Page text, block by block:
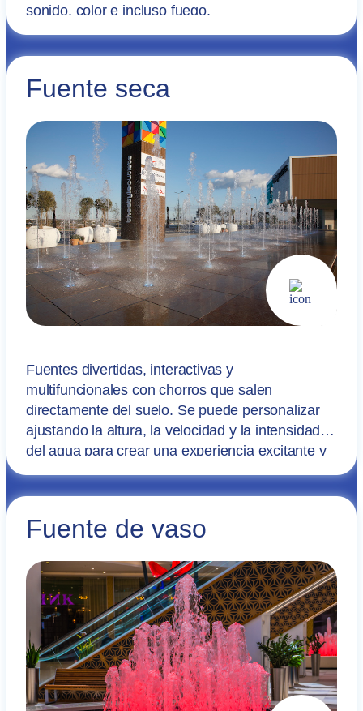
sonido, color e incluso fuego.
Fuente seca
Fuentes divertidas, interactivas y
multifuncionales con chorros que salen
directamente del suelo. Se puede personalizar
ajustando la altura, la velocidad y la intensidad
del agua para crear una experiencia excitante y
dinámica.
Fuente de vaso